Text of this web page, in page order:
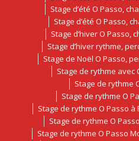
Stage d’été O Passo,
Stage d’été O Passo,
Stage d’hiver O Passo,
Stage d’hiver rythme,
Stage de Noël O Passo,
Stage de rythme avec
Stage de rythme
Stage de rythme O
Stage de rythme O Passo à
Stage de rythme O
Stage de rythme O Passo